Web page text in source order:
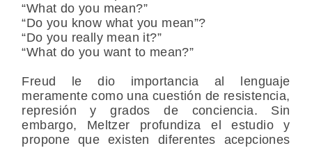
“What do you mean?”
“Do you know what you mean”?
“Do you really mean it?”
“What do you want to mean?”
Freud le dio importancia al lenguaje
meramente como una cuestión de resistencia,
represión y grados de conciencia. Sin
embargo, Meltzer profundiza el estudio y
propone que existen diferentes acepciones